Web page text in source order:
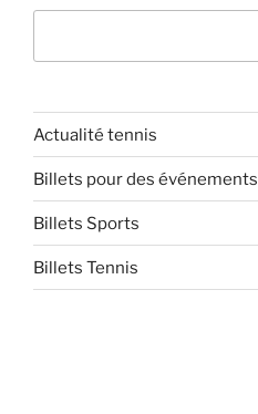
Actualité tennis
Billets pour des événements
Billets Sports
Billets Tennis